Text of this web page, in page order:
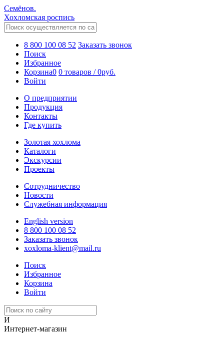
Семёнов.
Хохломская роспись
8 800 100 08 52 Заказать звонок
Поиск
Избранное
Корзина0 0 товаров /0руб.
Войти
О предприятии
Продукция
Контакты
Где купить
Золотая хохлома
Каталоги
Экскурсии
Проекты
Сотрудничество
Новости
Служебная информация
English version
8 800 100 08 52
Заказать звонок
xoxloma-klient@mail.ru
Поиск
Избранное
Корзина
Войти
И
Интернет-магазин